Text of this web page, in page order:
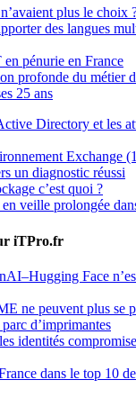
plus le choix
des langues
pénurie en France
profonde du métier
25 ans
Directory et les
Exchange
un diagnostic réussi
c’est quoi ?
veille prolongée
iTPro.fr
Face
ne peuvent plus se
d’imprimantes
identités
dans le top 10